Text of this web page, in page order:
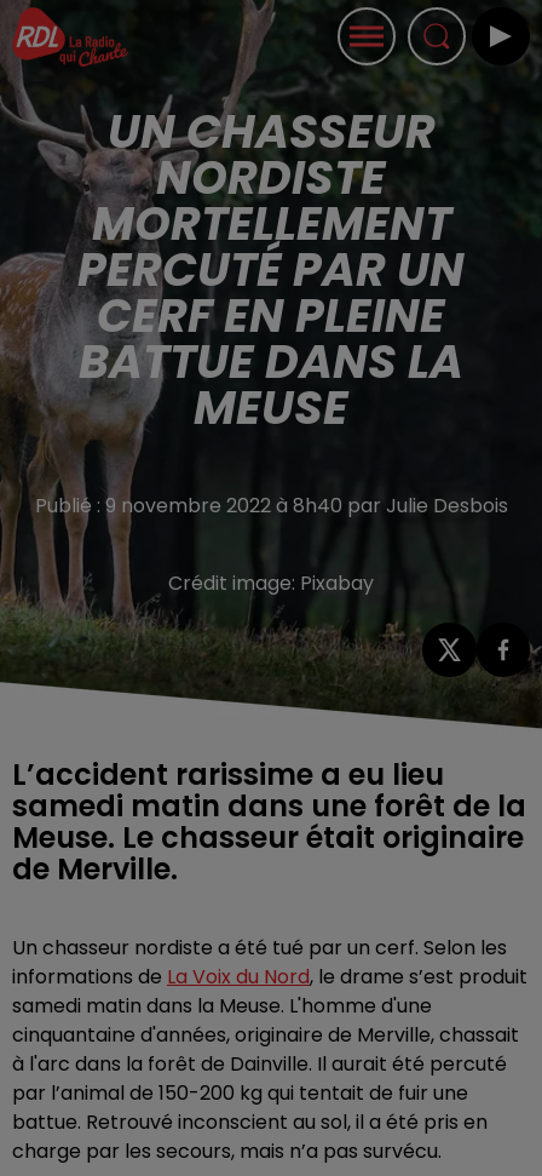
UN CHASSEUR
NORDISTE
MORTELLEMENT
PERCUTÉ PAR UN
CERF EN PLEINE
BATTUE DANS LA
MEUSE
Publié : 9 novembre 2022 à 8h40 par Julie Desbois
Crédit image: Pixabay
L’accident rarissime a eu lieu
samedi matin dans une forêt de la
Meuse. Le chasseur était originaire
de Merville.
Un chasseur nordiste a été tué par un cerf. Selon les
informations de La Voix du Nord, le drame s’est produit
samedi matin dans la Meuse. L'homme d'une
cinquantaine d'années, originaire de Merville, chassait
à l'arc dans la forêt de Dainville. Il aurait été percuté
par l’animal de 150-200 kg qui tentait de fuir une
battue. Retrouvé inconscient au sol, il a été pris en
charge par les secours, mais n’a pas survécu.